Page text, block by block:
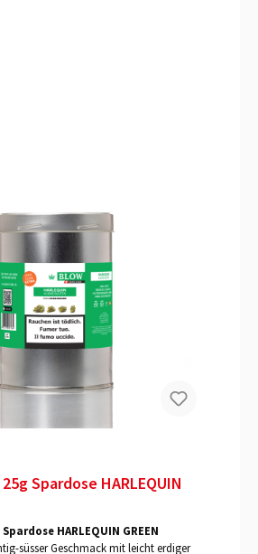
Spardose HARLEQUIN
HARLEQUIN GREEN
süsser Geschmack mit leicht erdiger